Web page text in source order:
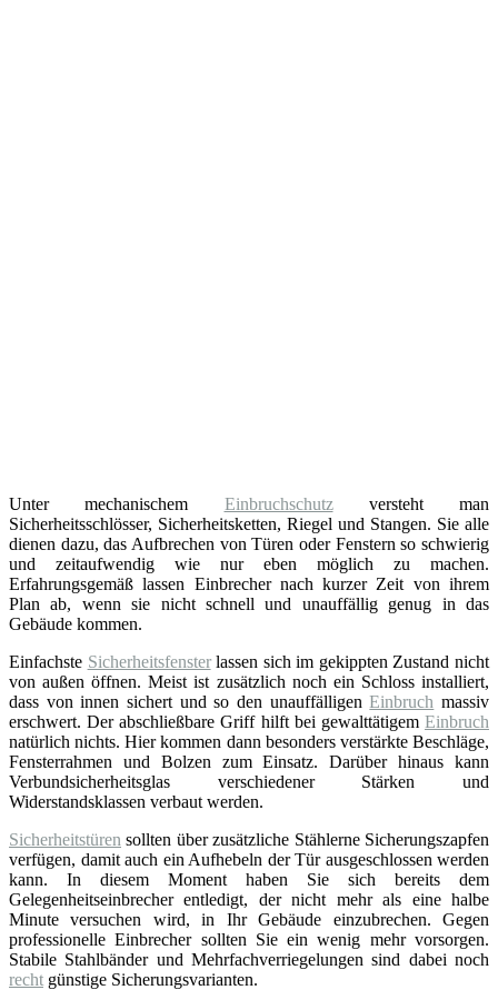
Unter mechanischem Einbruchschutzversteht man
Sicherheitsschlösser, Sicherheitsketten, Riegel und Stangen. Sie alle
dienen dazu, das Aufbrechen von Türen oder Fenstern so schwierig
und zeitaufwendig wie nur eben möglich zu machen.
Erfahrungsgemäß lassen Einbrecher nach kurzer Zeit von ihrem
Plan ab, wenn sie nicht schnell und unauffällig genug in das
Gebäude kommen.
Einfachste Sicherheitsfensterlassen sich im gekippten Zustand nicht
von außen öffnen. Meist ist zusätzlich noch ein Schloss installiert,
dass von innen sichert und so den unauffälligenEinbruch massiv
erschwert. Der abschließbare Griff hilft bei gewalttätigem Einbruch
natürlich nichts. Hier kommen dann besonders verstärkte Beschläge,
Fensterrahmen und Bolzen zum Einsatz. Darüber hinaus kann
Verbundsicherheitsglas verschiedener Stärken und
Widerstandsklassen verbaut werden.
Sicherheitstüren sollten über zusätzliche Stählerne Sicherungszapfen
verfügen, damit auch ein Aufhebeln der Tür ausgeschlossen werden
kann. In diesem Moment haben Sie sich bereits dem
Gelegenheitseinbrecher entledigt, der nicht mehr als eine halbe
Minute versuchen wird, in Ihr Gebäude einzubrechen. Gegen
professionelle Einbrecher sollten Sie ein wenig mehr vorsorgen.
Stabile Stahlbänder und Mehrfachverriegelungen sind dabei noch
recht günstige Sicherungsvarianten.